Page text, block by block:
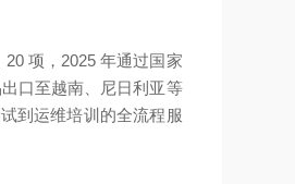
项，2025 年通过国家
口至越南、尼日利亚等
到运维培训的全流程服